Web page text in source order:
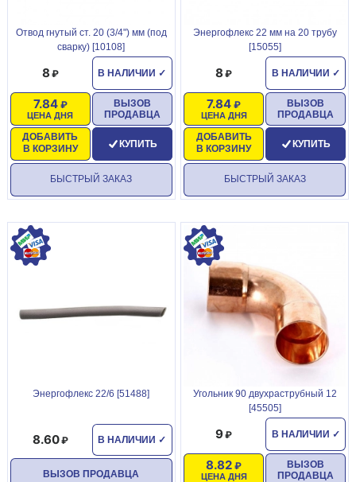
Отвод гнутый ст. 20 (3/4") мм (под
сварку) [10108]
В НАЛИЧИИ ✓
8
ЦЕНА ДНЯ
7.84
ДОБАВИТЬ
В КОРЗИНУ
ВЫЗОВ
ПРОДАВЦА
КУПИТЬ
БЫСТРЫЙ ЗАКАЗ
Энергофлекс 22 мм на 20 трубу
[15055]
В НАЛИЧИИ ✓
8
ЦЕНА ДНЯ
7.84
ДОБАВИТЬ
В КОРЗИНУ
ВЫЗОВ
ПРОДАВЦА
КУПИТЬ
БЫСТРЫЙ ЗАКАЗ
Энергофлекс 22/6 [51488]
В НАЛИЧИИ ✓
8.60
ВЫЗОВ ПРОДАВЦА
Угольник 90 двухраструбный 12
[45505]
В НАЛИЧИИ ✓
9
ЦЕНА ДНЯ
8.82
ВЫЗОВ
ПРОДАВЦА